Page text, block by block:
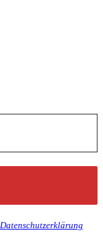
Datenschutzerklärung